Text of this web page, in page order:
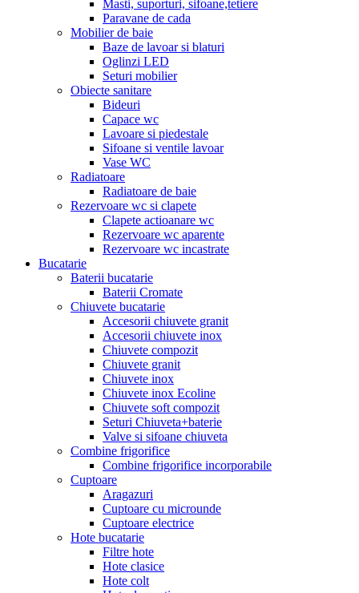
Masti, suporturi, sifoane,tetiere
Paravane de cada
Mobilier de baie
Baze de lavoar si blaturi
Oglinzi LED
Seturi mobilier
Obiecte sanitare
Bideuri
Capace wc
Lavoare si piedestale
Sifoane si ventile lavoar
Vase WC
Radiatoare
Radiatoare de baie
Rezervoare wc si clapete
Clapete actioanare wc
Rezervoare wc aparente
Rezervoare wc incastrate
Bucatarie
Baterii bucatarie
Baterii Cromate
Chiuvete bucatarie
Accesorii chiuvete granit
Accesorii chiuvete inox
Chiuvete compozit
Chiuvete granit
Chiuvete inox
Chiuvete inox Ecoline
Chiuvete soft compozit
Seturi Chiuveta+baterie
Valve si sifoane chiuveta
Combine frigorifice
Combine frigorifice incorporabile
Cuptoare
Aragazuri
Cuptoare cu microunde
Cuptoare electrice
Hote bucatarie
Filtre hote
Hote clasice
Hote colt